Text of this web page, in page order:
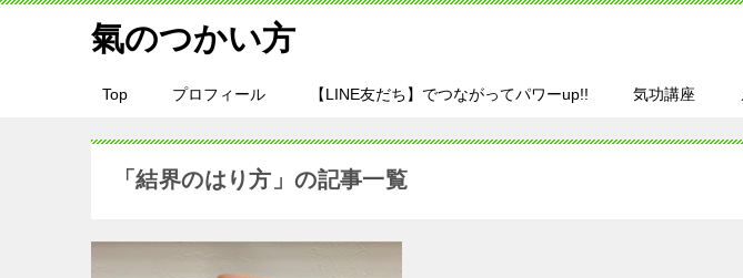
氣のつかい方
Top プロフィール 【LINE友だち】でつながってパワーup!! 気功講座
「結界のはり方」の記事一覧